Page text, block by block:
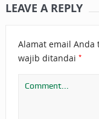
LEAVE A REPLY
Alamat email Anda
wajib ditandai *